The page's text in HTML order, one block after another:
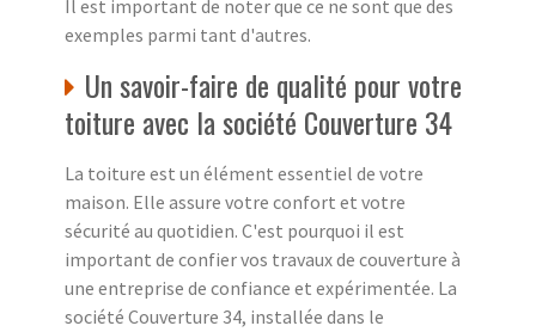
Il est important de noter que ce ne sont que des
exemples parmi tant d'autres.
Un savoir-faire de qualité pour votre
toiture avec la société Couverture 34
La toiture est un élément essentiel de votre
maison. Elle assure votre confort et votre
sécurité au quotidien. C'est pourquoi il est
important de confier vos travaux de couverture à
une entreprise de confiance et expérimentée. La
société Couverture 34, installée dans le